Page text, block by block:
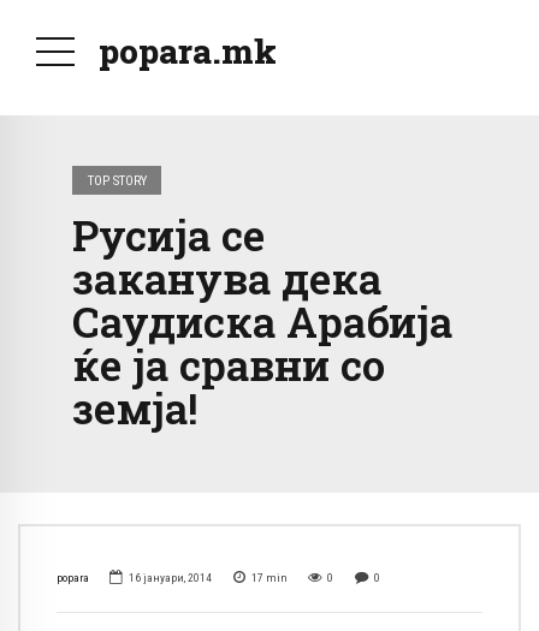
popara.mk
TOP STORY
Русија се
заканува дека
Саудиска Арабија
ќе ја сравни со
земја!
popara 16 јануари, 2014 17 min 0 0